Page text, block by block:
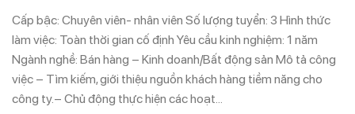
Cấp bậc: Chuyên viên- nhân viên Số lượng tuyển: 3 Hình thức
làm việc: Toàn thời gian cố định Yêu cầu kinh nghiệm: 1 năm
Ngành nghề: Bán hàng – Kinh doanh/Bất động sản Mô tả công
việc – Tìm kiếm, giới thiệu nguồn khách hàng tiềm năng cho
công ty.– Chủ động thực hiện các hoạt…